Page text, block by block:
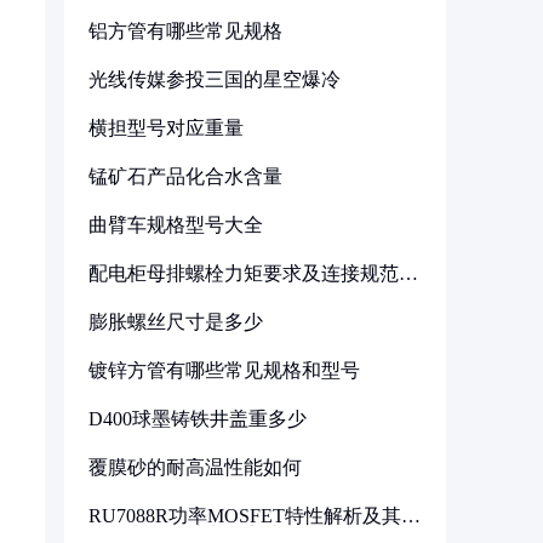
铝方管有哪些常见规格
光线传媒参投三国的星空爆冷
横担型号对应重量
锰矿石产品化合水含量
曲臂车规格型号大全
配电柜母排螺栓力矩要求及连接规范详
膨胀螺丝尺寸是多少
镀锌方管有哪些常见规格和型号
D400球墨铸铁井盖重多少
覆膜砂的耐高温性能如何
RU7088R功率MOSFET特性解析及其在